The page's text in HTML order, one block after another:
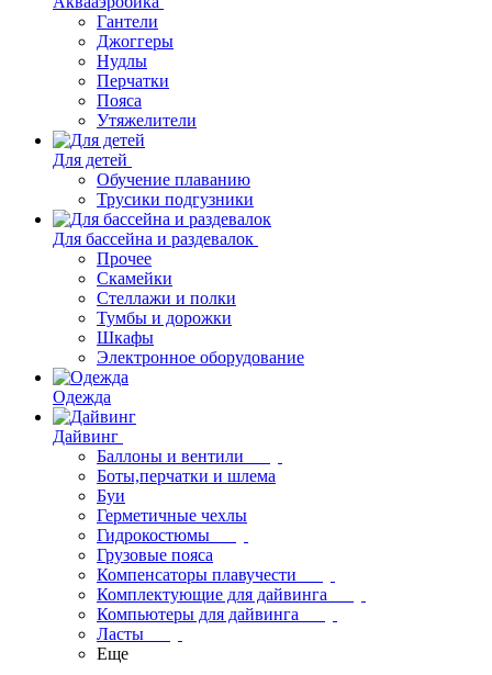
Гантели
Джоггеры
Нудлы
Перчатки
Пояса
Утяжелители
Для детей
Обучение плаванию
Трусики подгузники
Для бассейна и раздевалок
Прочее
Скамейки
Стеллажи и полки
Тумбы и дорожки
Шкафы
Электронное оборудование
Одежда
Дайвинг
Баллоны и вентили
Боты,перчатки и шлема
Буи
Герметичные чехлы
Гидрокостюмы
Грузовые пояса
Компенсаторы плавучести
Комплектующие для дайвинга
Компьютеры для дайвинга
Ласты
Еще